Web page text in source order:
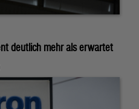
deutlich mehr als erwartet